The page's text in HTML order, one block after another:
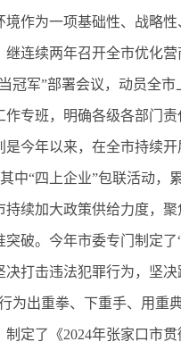
为一项基础性、战略性
连续两年召开全市优化
冠军”部署会议，动员全
作专班，明确各级各部门
今年以来，在全市持续
中“四上企业”包联活动，
加大政策供给力度，聚焦
破。今年市委专门制定
打击违法犯罪行为，坚
为出重拳、下重手、用重
定了《2024年张家口市